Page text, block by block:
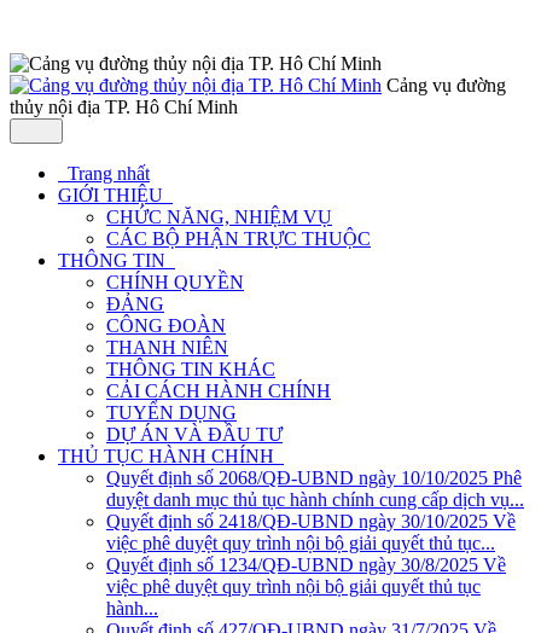
Cảng vụ đường
thủy nội địa TP. Hô Chí Minh
Trang nhất
GIỚI THIỆU
CHỨC NĂNG, NHIỆM VỤ
CÁC BỘ PHẬN TRỰC THUỘC
THÔNG TIN
CHÍNH QUYỀN
ĐẢNG
CÔNG ĐOÀN
THANH NIÊN
THÔNG TIN KHÁC
CẢI CÁCH HÀNH CHÍNH
TUYỂN DỤNG
DỰ ÁN VÀ ĐẦU TƯ
THỦ TỤC HÀNH CHÍNH
Quyết định số 2068/QĐ-UBND ngày 10/10/2025 Phê
duyệt danh mục thủ tục hành chính cung cấp dịch vụ...
Quyết định số 2418/QĐ-UBND ngày 30/10/2025 Về
việc phê duyệt quy trình nội bộ giải quyết thủ tục...
Quyết định số 1234/QĐ-UBND ngày 30/8/2025 Về
việc phê duyệt quy trình nội bộ giải quyết thủ tục
hành...